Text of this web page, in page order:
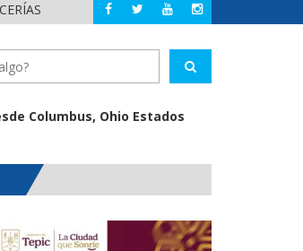
BAHÍA DE BANDERAS
Columbus, Ohio Estados